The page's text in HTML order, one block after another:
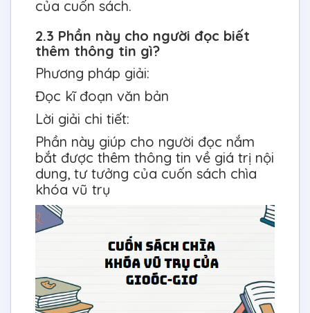
của cuốn sách.
2.3 Phần này cho người đọc biết
thêm thông tin gì?
Phương pháp giải:
Đọc kĩ đoạn văn bản
Lời giải chi tiết:
Phần này giúp cho người đọc nắm
bắt được thêm thông tin về giá trị nội
dung, tư tưởng của cuốn sách chìa
khóa vũ trụ